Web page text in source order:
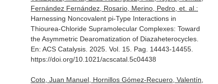
Fernández Fernández, Rosario, Merino, Pedro, et. al.:
Harnessing Noncovalent pi-Type Interactions in
Thiourea-Chloride Supramolecular Complexes: Toward
the Asymmetric Dearomatization of Diazaheterocycles.
En: ACS Catalysis. 2025. Vol. 15. Pag. 14443-14455.
https://doi.org/10.1021/acscatal.5c04438
Coto, Juan Manuel, Hornillos Gómez-Recuero, Valentín,